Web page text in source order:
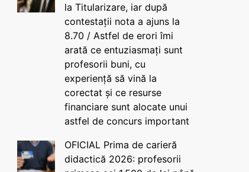
la Titularizare, iar după
contestații nota a ajuns la
8.70 / Astfel de erori îmi
arată ce entuziasmați sunt
profesorii buni, cu
experiență să vină la
corectat și ce resurse
financiare sunt alocate unui
astfel de concurs important
OFICIAL Prima de carieră
didactică 2026: profesorii